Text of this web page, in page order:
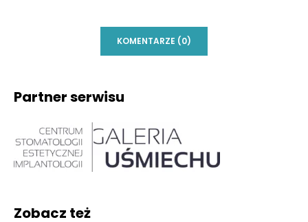
KOMENTARZE (0)
Partner serwisu
Zobacz też